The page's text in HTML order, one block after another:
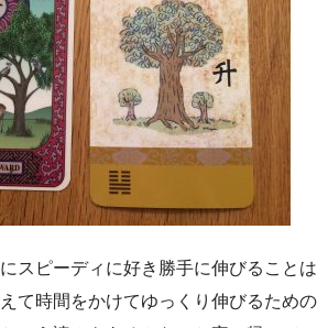
スピーディに好き勝手に伸びることは
て時間をかけてゆっくり伸びるための